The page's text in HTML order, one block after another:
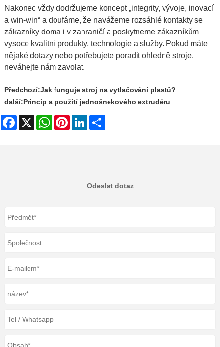
Nakonec vždy dodržujeme koncept „integrity, vývoje, inovací
a win-win“ a doufáme, že navážeme rozsáhlé kontakty se
zákazníky doma i v zahraničí a poskytneme zákazníkům
vysoce kvalitní produkty, technologie a služby. Pokud máte
nějaké dotazy nebo potřebujete poradit ohledně stroje,
neváhejte nám zavolat.
Předchozí:Jak funguje stroj na vytlačování plastů?
další:Princip a použití jednošnekového extrudéru
Facebook
X WhatsAppPinterestLinkedIn
Odeslat dotaz